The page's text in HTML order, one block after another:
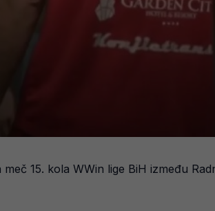
meč 15. kola WWin lige BiH između